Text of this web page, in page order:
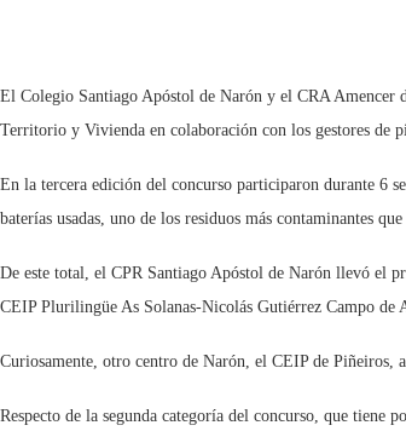
El Colegio Santiago Apóstol de Narón y el CRA Amencer
Territorio y Vivienda en colaboración con los gestores
En la tercera edición del concurso participaron durante 6
baterías usadas, uno de los residuos más contaminantes
De este total, el CPR Santiago Apóstol de Narón llevó el
CEIP Plurilingüe As Solanas-Nicolás Gutiérrez Campo de
Curiosamente, otro centro de Narón, el CEIP de Piñeiros,
Respecto de la segunda categoría del concurso, que